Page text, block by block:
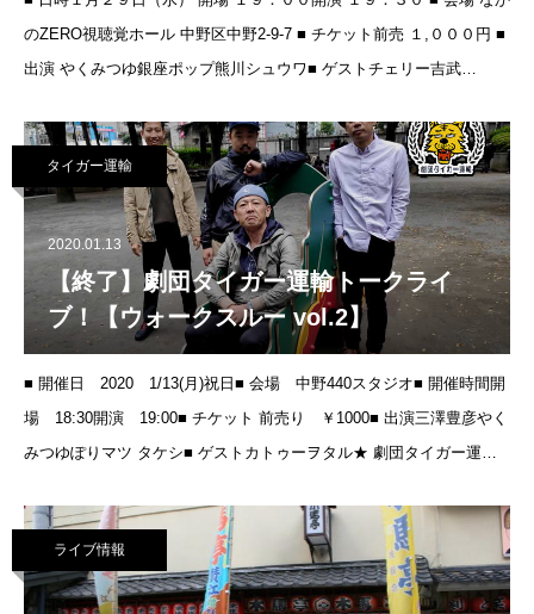
のZERO視聴覚ホール 中野区中野2-9-7 ■ チケット前売 １,０００円 ■
出演 やくみつゆ銀座ポップ熊川シュウワ■ ゲストチェリー吉武
タイガー運輸
2020.01.13
【終了】劇団タイガー運輸トークライ
ブ！【ウォークスルー vol.2】
■ 開催日 2020 1/13(月)祝日■ 会場 中野440スタジオ■ 開催時間開
場 18:30開演 19:00■ チケット 前売り ￥1000■ 出演三澤豊彦やく
みつゆぽりマツ タケシ■ ゲストカトゥーヲタル★ 劇団タイガー運
ライブ情報